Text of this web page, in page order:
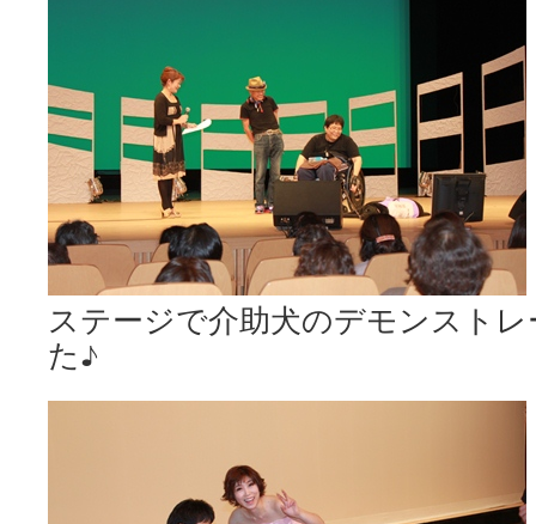
ステージで介助犬のデモンスト
た♪